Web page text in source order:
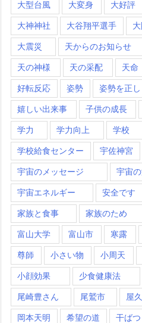
大型台風 大変身 大好評
大神神社 大谷翔平選手
大震災 天からのお知らせ
天の神様 天の采配 天命
好転反応 姿勢 姿勢を正し
嬉しい出来事 子供の成長
学力 学力向上 学校
学校給食センター 宇佐神宮
宇宙のメッセージ 宇宙
宇宙エネルギー 安全です
家族と食事 家族のため
富山大学 富山市 寒露
尊師 小さい物 小周天
小顔効果 少食健康法
尾崎豊さん 尾鷲市 屋
岡本天明 希望の道 干ばつ